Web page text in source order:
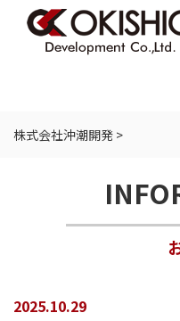
株式会社沖潮開発 >
2025.10.29